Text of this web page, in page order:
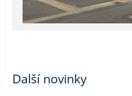
Další novinky